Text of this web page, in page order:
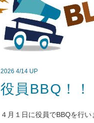
2026 4/14 UP
役員BBQ！！
４月１日に役員でBBQを行い